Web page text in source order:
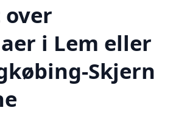
i Lem eller
Skjern